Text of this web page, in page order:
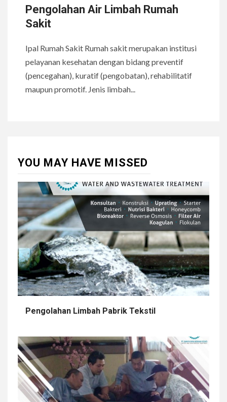
Pengolahan Air Limbah Rumah
Sakit
Ipal Rumah Sakit Rumah sakit merupakan institusi
pelayanan kesehatan dengan bidang preventif
(pencegahan), kuratif (pengobatan), rehabilitatif
maupun promotif. Jenis limbah...
YOU MAY HAVE MISSED
Pengolahan Limbah Pabrik Tekstil